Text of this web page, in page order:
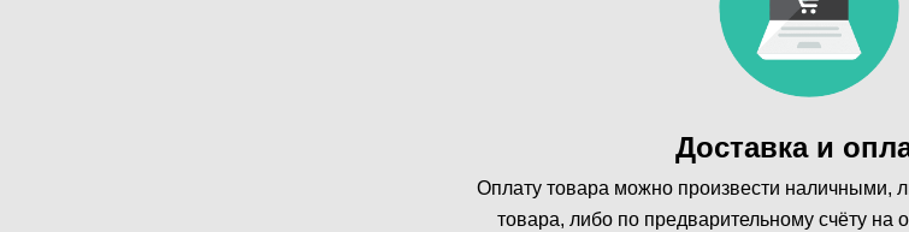
Доставка и
Оплату товара можно произвести наличными,
товара, либо по предварительному счёту на